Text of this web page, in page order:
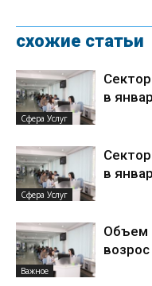
схожие статьи
Сфера Услуг
в
Сфера Услуг
в
Важное
Объем